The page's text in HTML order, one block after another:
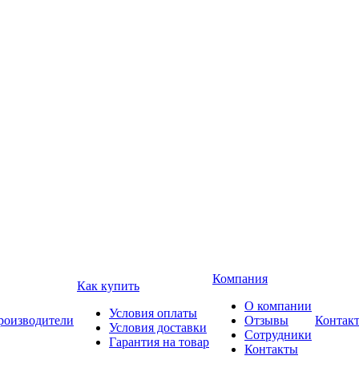
Как купить
Условия оплаты
Условия доставки
Гарантия на товар
Компания
О компании
Отзывы
Сотрудники
Контакты